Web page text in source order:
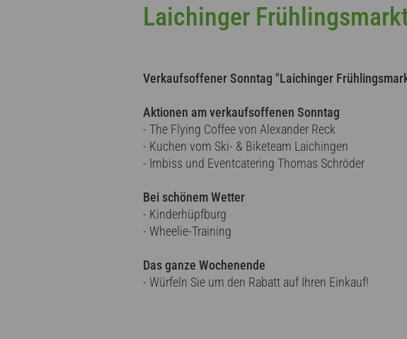
Laichinger
Verkaufsoffener Sonntag "Laichinger
Aktionen am verkaufsoffenen Sonntag
- The Flying Coffee von Alexander Reck
- Kuchen vom Ski- & Biketeam Laichingen
- Imbiss und Eventcatering Thomas Schröder
Bei schönem Wetter
- Kinderhüpfburg
- Wheelie-Training
Das ganze Wochenende
- Würfeln Sie um den Rabatt auf Ihren Einkauf!